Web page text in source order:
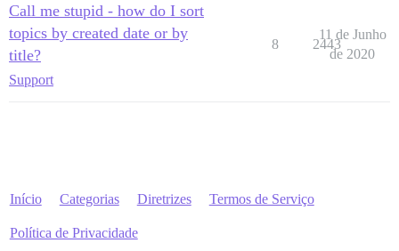
Call me stupid - how do I sort
topics by created date or by
title?
Support
8 2443
11 de Junho
de 2020
Início Categorias Diretrizes Termos de Serviço
Política de Privacidade